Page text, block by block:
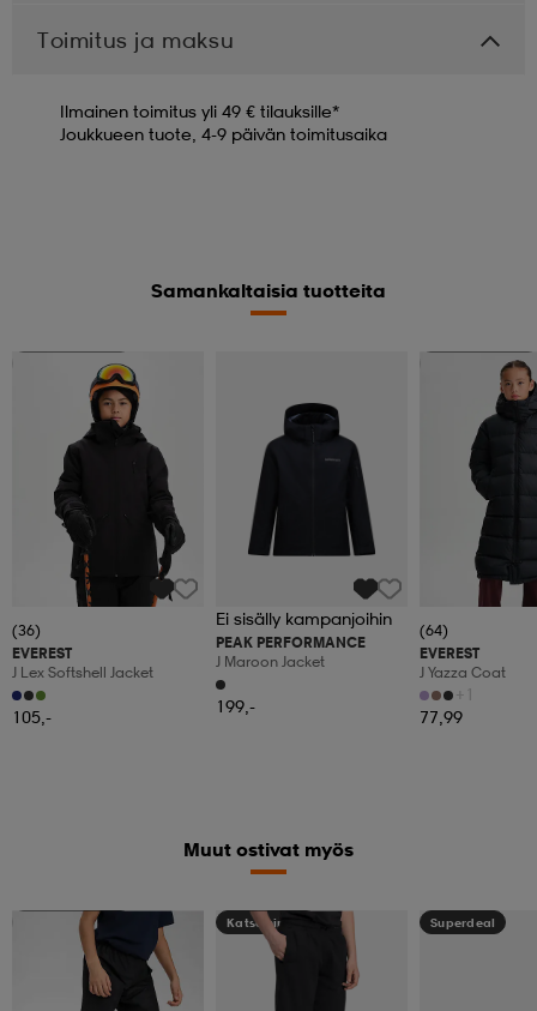
Toimitus ja maksu
Ilmainen toimitus yli 49 € tilauksille*
Joukkueen tuote, 4-9 päivän toimitusaika
Samankaltaisia tuotteita
Kampanja -25%
(36)
EVEREST
J Lex Softshell Jacket
105,-
Ei sisälly kampanjoihin
PEAK PERFORMANCE
J Maroon Jacket
199,-
Kampanja -25%
(64)
EVEREST
J Yazza Coat
+1
77,99
Muut ostivat myös
Kampanja -25% Katso hintaa Superdeal